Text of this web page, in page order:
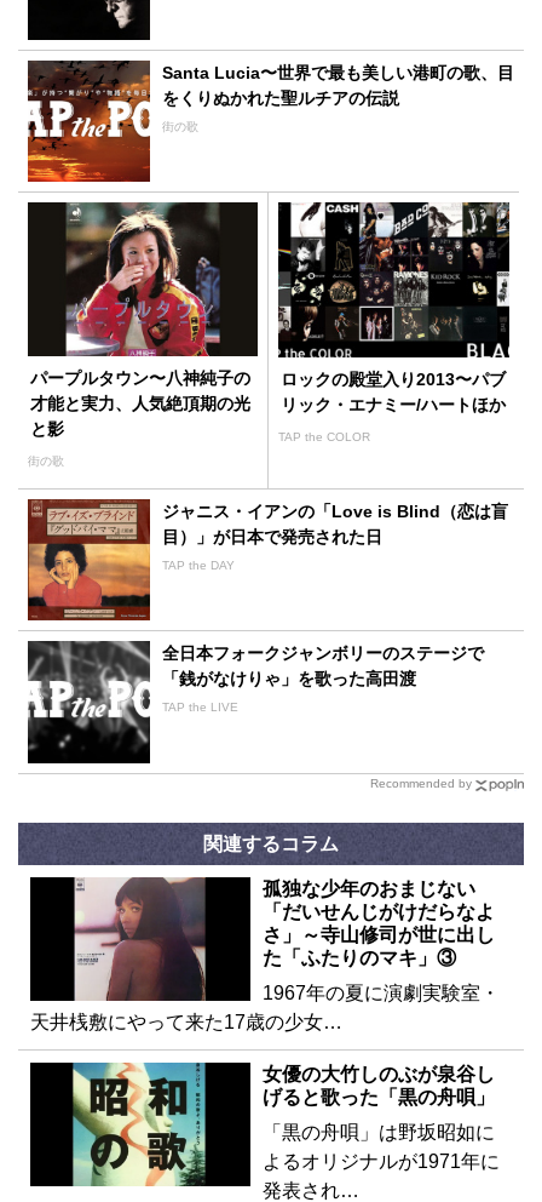
Santa Lucia〜世界で最も美しい港町の歌、目
をくりぬかれた聖ルチアの伝説
街の歌
パープルタウン〜八神純子の
才能と実力、人気絶頂期の光
と影
街の歌
ロックの殿堂入り2013〜パブ
リック・エナミー/ハートほか
TAP the COLOR
ジャニス・イアンの「Love is Blind（恋は盲
目）」が日本で発売された日
TAP the DAY
全日本フォークジャンボリーのステージで
「銭がなけりゃ」を歌った高田渡
TAP the LIVE
Recommended by
関連するコラム
孤独な少年のおまじない
「だいせんじがけだらなよ
さ」～寺山修司が世に出し
た「ふたりのマキ」③
1967年の夏に演劇実験室・
天井桟敷にやって来た17歳の少女…
女優の大竹しのぶが泉谷し
げると歌った「黒の舟唄」
「黒の舟唄」は野坂昭如に
よるオリジナルが1971年に
発表され…